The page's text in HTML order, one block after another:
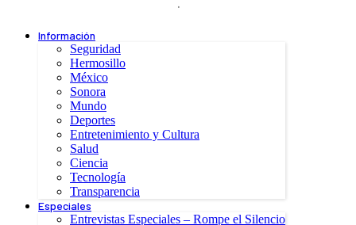
Información
Seguridad
Hermosillo
México
Sonora
Mundo
Deportes
Entretenimiento y Cultura
Salud
Ciencia
Tecnología
Transparencia
Especiales
Entrevistas Especiales – Rompe el Silencio